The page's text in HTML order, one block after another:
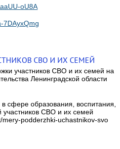
oU8A
7DAyxQmg
СВО И ИХ СЕМЕЙ
участников СВО и их семей на
Ленинградской области
сфере образования, воспитания,
участников СВО и их семей
podderzhki-uchastnikov-svo